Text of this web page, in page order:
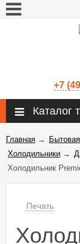
+7
Каталог
Главная →
Холодильники →
Холодильник
Печать